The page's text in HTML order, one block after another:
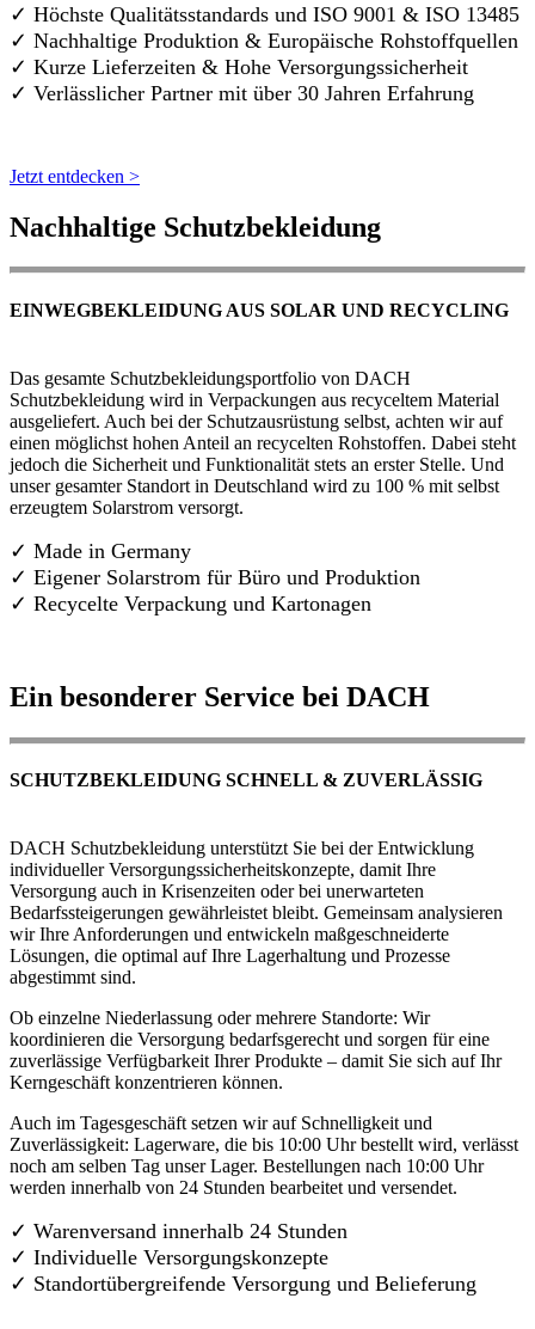
✓ Höchste Qualitätsstandards und ISO 9001 & ISO 13485
✓ Nachhaltige Produktion & Europäische Rohstoffquellen
✓ Kurze Lieferzeiten & Hohe Versorgungssicherheit
✓ Verlässlicher Partner mit über 30 Jahren Erfahrung
Jetzt entdecken >
Nachhaltige Schutzbekleidung
EINWEGBEKLEIDUNG AUS SOLAR UND RECYCLING
Das gesamte Schutzbekleidungsportfolio von DACH
Schutzbekleidung wird in Verpackungen aus recyceltem Material
ausgeliefert. Auch bei der Schutzausrüstung selbst, achten wir auf
einen möglichst hohen Anteil an recycelten Rohstoffen. Dabei steht
jedoch die Sicherheit und Funktionalität stets an erster Stelle. Und
unser gesamter Standort in Deutschland wird zu 100 % mit selbst
erzeugtem Solarstrom versorgt.
✓ Made in Germany
✓ Eigener Solarstrom für Büro und Produktion
✓ Recycelte Verpackung und Kartonagen
Ein besonderer Service bei DACH
SCHUTZBEKLEIDUNG SCHNELL & ZUVERLÄSSIG
DACH Schutzbekleidung unterstützt Sie bei der Entwicklung
individueller Versorgungssicherheitskonzepte, damit Ihre
Versorgung auch in Krisenzeiten oder bei unerwarteten
Bedarfssteigerungen gewährleistet bleibt. Gemeinsam analysieren
wir Ihre Anforderungen und entwickeln maßgeschneiderte
Lösungen, die optimal auf Ihre Lagerhaltung und Prozesse
abgestimmt sind.
Ob einzelne Niederlassung oder mehrere Standorte: Wir
koordinieren die Versorgung bedarfsgerecht und sorgen für eine
zuverlässige Verfügbarkeit Ihrer Produkte – damit Sie sich auf Ihr
Kerngeschäft konzentrieren können.
Auch im Tagesgeschäft setzen wir auf Schnelligkeit und
Zuverlässigkeit: Lagerware, die bis 10:00 Uhr bestellt wird, verlässt
noch am selben Tag unser Lager. Bestellungen nach 10:00 Uhr
werden innerhalb von 24 Stunden bearbeitet und versendet.
✓ Warenversand innerhalb 24 Stunden
✓ Individuelle Versorgungskonzepte
✓ Standortübergreifende Versorgung und Belieferung